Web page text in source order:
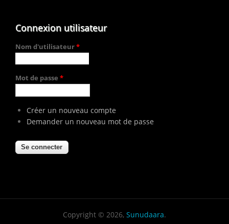
Connexion utilisateur
Nom d'utilisateur*
Mot de passe *
Créer un nouveau compte
Demander un nouveau mot de passe
Copyright © 2026, Sunudaara.